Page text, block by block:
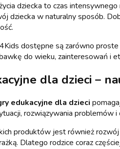
dziecka to czas
dziecka w naturalny sposób.
dostępne są zarówno proste
do wieku, zainteresowań i
dla dzieci –
edukacyjne dla dzieci
rozwiązywania problemów i
produktów jest również rozwój
Dlatego rodzice coraz